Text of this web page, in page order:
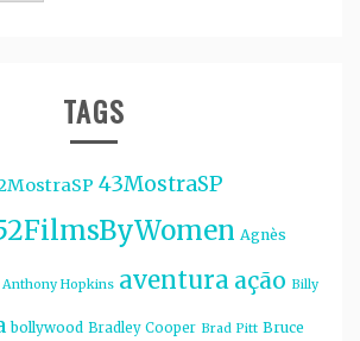
TAGS
43MostraSP
Agnès
Anthony Hopkins aventura ação Billy
bollywood Bradley Cooper Brad Pitt Bruce